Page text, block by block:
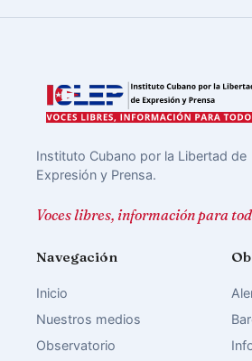
Instituto Cubano por la Libertad de
Expresión y Prensa.
Voces libres, información para
Navegación
Inicio
Nuestros medios
Observatorio